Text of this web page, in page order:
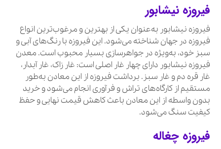
فیروزه نیشابور
فیروزه نیشابور به‌عنوان یکی از بهترین و مرغوب‌ترین انواع
فیروزه در جهان شناخته می‌شود. این فیروزه با رنگ‌های آبی و
سبز خود، به‌ویژه در جواهرسازی بسیار محبوب است. معدن
فیروزه نیشابور دارای چهار غار اصلی است: غار زاک، غار آبدار،
غار قره دم و غار سبز. برداشت فیروزه از این معادن به‌طور
مستقیم از کارگاه‌های تراش و فرآوری انجام می‌شود و خرید
بدون واسطه از این معادن باعث کاهش قیمت نهایی و حفظ
کیفیت سنگ می‌شود.
فیروزه چغاله